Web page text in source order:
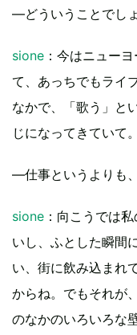
―どういうことでし
sione ：今はニュー
て、あっちでもライ
なかで、「歌う」と
じになってきていて。
―仕事というよりも
sione ：向こうでは
いし、ふとした瞬間
い、街に飲み込まれ
からね。でもそれが
のなかのいろいろな